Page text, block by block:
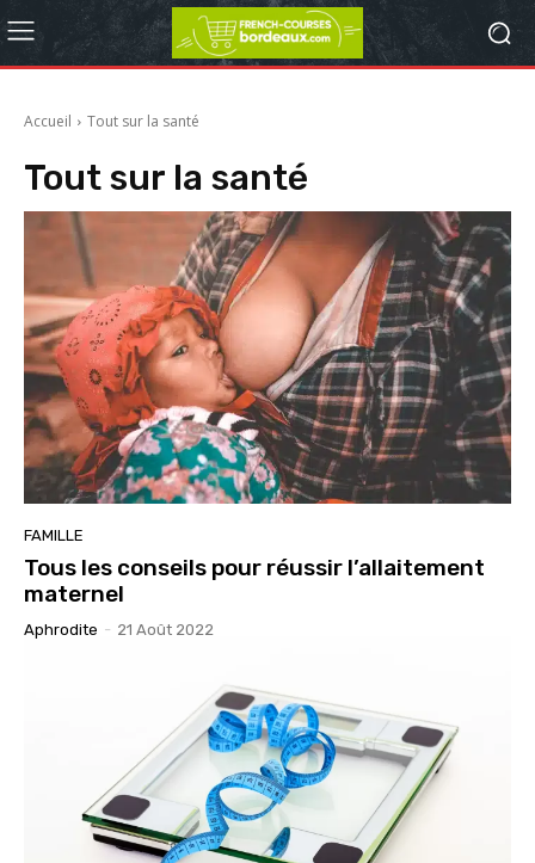
Accueil Tout sur la santé
Tout sur la santé
FAMILLE
Tous les conseils pour réussir l’allaitement
maternel
Aphrodite - 21 Août 2022